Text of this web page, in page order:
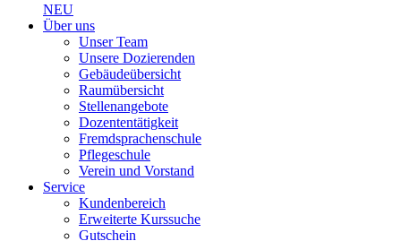
NEU
Über uns
Unser Team
Unsere Dozierenden
Gebäudeübersicht
Raumübersicht
Stellenangebote
Dozententätigkeit
Fremdsprachenschule
Pflegeschule
Verein und Vorstand
Service
Kundenbereich
Erweiterte Kurssuche
Gutschein